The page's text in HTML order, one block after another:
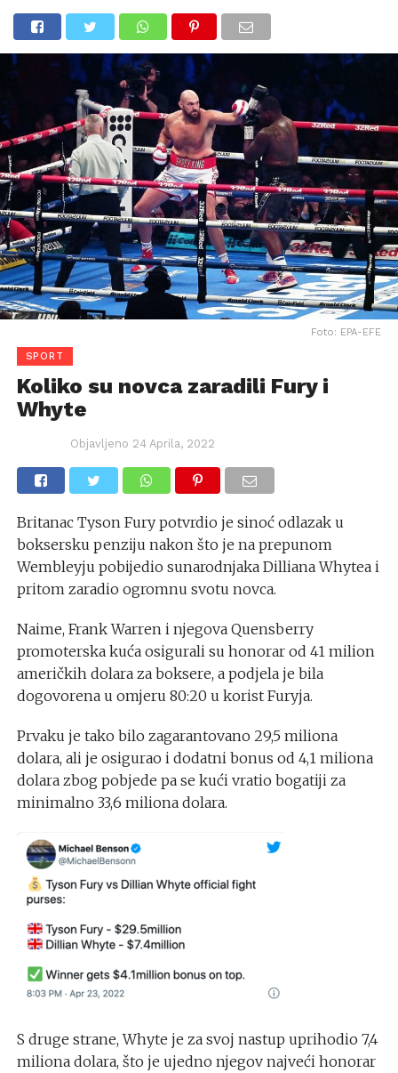
Foto: EPA-EFE
SPORT
Koliko su novca zaradili Fury i
Whyte
Objavljeno 24 Aprila, 2022
Britanac Tyson Fury potvrdio je sinoć odlazak u
boksersku penziju nakon što je na prepunom
Wembleyju pobijedio sunarodnjaka Dilliana Whytea i
pritom zaradio ogromnu svotu novca.
Naime, Frank Warren i njegova Quensberry
promoterska kuća osigurali su honorar od 41 milion
američkih dolara za boksere, a podjela je bila
dogovorena u omjeru 80:20 u korist Furyja.
Prvaku je tako bilo zagarantovano 29,5 miliona
dolara, ali je osigurao i dodatni bonus od 4,1 miliona
dolara zbog pobjede pa se kući vratio bogatiji za
minimalno 33,6 miliona dolara.
S druge strane, Whyte je za svoj nastup uprihodio 7,4
miliona dolara, što je ujedno njegov najveći honorar